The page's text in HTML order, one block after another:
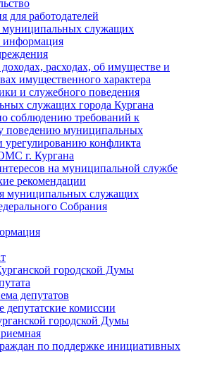
для работодателей
муниципальных служащих
информация
расходах, об имуществе и
имущественного характера
и служебного поведения
служащих города Кургана
соблюдению требований к
поведению муниципальных
конфликта
г. Кургана
на муниципальной службе
рекомендации
муниципальных служащих
Cобрания
городской Думы
депутатов
депутатские комиссии
городской Думы
по поддержке инициативных